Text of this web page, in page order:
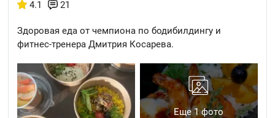
4.1 21
Здоровая еда от чемпиона по бодибилдингу и
фитнес-тренера Дмитрия Косарева.
Еще 1 фото